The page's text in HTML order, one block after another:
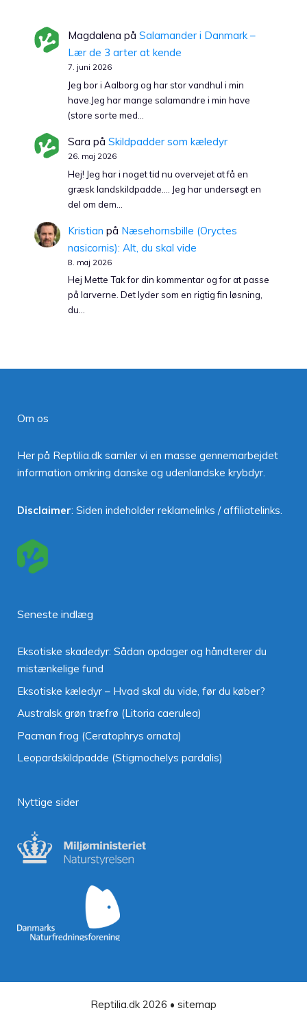
Magdalena på Salamander i Danmark –
Lær de 3 arter at kende
7. juni 2026
Jeg bor i Aalborg og har stor vandhul i min
have.Jeg har mange salamandre i min have
(store sorte med…
Sara på Skildpadder som kæledyr
26. maj 2026
Hej! Jeg har i noget tid nu overvejet at få en
græsk landskildpadde…. Jeg har undersøgt en
del om dem…
Kristian på Næsehornsbille (Oryctes
nasicornis): Alt, du skal vide
8. maj 2026
Hej Mette Tak for din kommentar og for at passe
på larverne. Det lyder som en rigtig fin løsning,
du…
Om os
Her på Reptilia.dk samler vi en masse gennemarbejdet
information omkring danske og udenlandske krybdyr.
Disclaimer: Siden indeholder reklamelinks / affiliatelinks.
Seneste indlæg
Eksotiske skadedyr: Sådan opdager og håndterer du
mistænkelige fund
Eksotiske kæledyr – Hvad skal du vide, før du køber?
Australsk grøn træfrø (Litoria caerulea)
Pacman frog (Ceratophrys ornata)
Leopardskildpadde (Stigmochelys pardalis)
Nyttige sider
Reptilia.dk 2026 • sitemap